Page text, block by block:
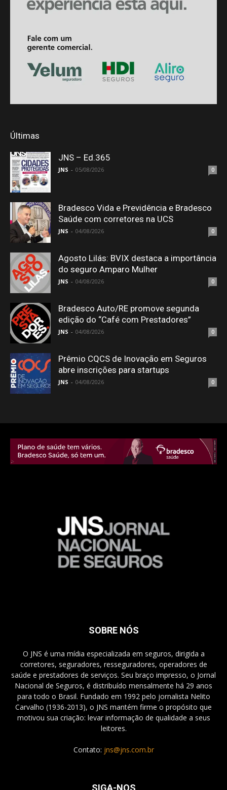
Últimas
JNS – Ed.365
JNS - 05/08/2026 0
Bradesco Vida e Previdência e Bradesco
Saúde com corretores na UCS
JNS - 04/08/2026 0
Agosto Lilás: BVIX destaca a importância
do seguro Amparo Mulher
JNS - 04/08/2026 0
Bradesco Auto/RE promove segunda
edição do “Café com Prestadores”
JNS - 04/08/2026 0
Prêmio CQCS de Inovação em Seguros
abre inscrições para startups
JNS - 04/08/2026 0
SOBRE NÓS
O JNS é uma mídia especializada em seguros, dirigida a
corretores, seguradores, resseguradores, operadores de
saúde e prestadores de serviços. Seu braço impresso, o Jornal
Nacional de Seguros, é distribuído mensalmente há 29 anos
para todo o Brasil. Fundado em 1992 pelo jornalista Nelito
Carvalho (1936-2013), o JNS mantém firme o propósito que
motivou sua criação: levar informação de qualidade a seus
leitores.
Contato: jns@jns.com.br
SIGA-NOS